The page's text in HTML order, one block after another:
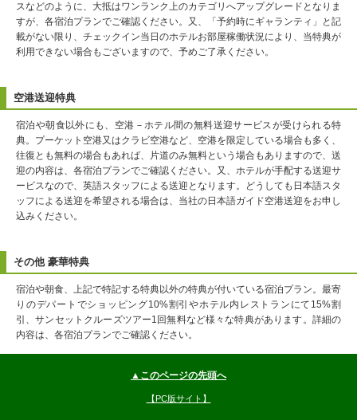
スなどのように、大抵はワンランク上のカテゴリへアップグレードとなりま
すが、各宿泊プランでご確認ください。又、「予約時にギャランティ」と記
載がない限り、チェックイン当日のホテルお部屋稼働状況により、当特典が
利用できない場合もございますので、予めご了承ください。
空港送迎特典
宿泊や朝食以外にも、空港－ホテル間の無料送迎サービスが受けられる特
典。プーケット空港又はクラビ空港など、空港を限定している場合も多く、
往復とも無料の場合もあれば、片道のみ無料という場合もありますので、送
迎の内容は、各宿泊プランでご確認ください。又、ホテルが手配する送迎サ
ービスなので、英語スタッフによる送迎となります。どうしても日本語スタ
ッフによる送迎を希望される場合は、当社の日本語ガイド空港送迎をお申し
込みください。
その他 豪華特典
宿泊や朝食、上記で特記する特典以外の特典が付いている宿泊プラン。最寄
りのデパートでショッピング10%割引やホテル内レストランにて15%割
引、サンセットクルーズツアー1回無料など様々な特典があります。詳細の
内容は、各宿泊プランでご確認ください。
▲このページの先頭へ
【PC版サイト】